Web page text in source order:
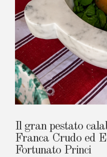
Il gran pestato
Franca Crudo ed
Fortunato Princi